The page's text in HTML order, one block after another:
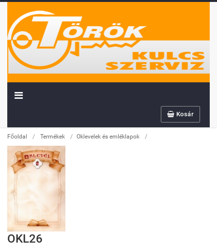
Kosár
Főoldal / Termékek / Oklevelek és emléklapok /
OKL26
Továbbiakban az info@sportserleg.hu
címre várjuk kedves régi és új ügyfeleink
megrendeléseit.